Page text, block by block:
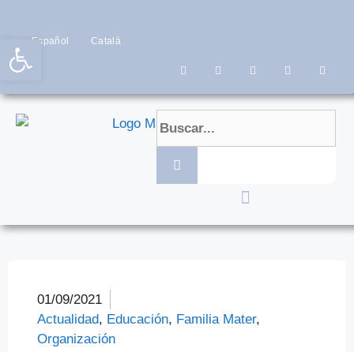
Español Català
01/09/2021
Actualidad, Educación, Familia Mater,
Organización
Abrir barra de herramientas